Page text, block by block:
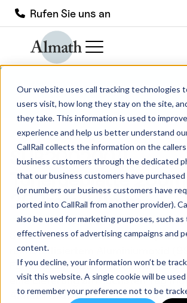
Our website uses call tracking technologies
users visit, how long they stay on the site,
they take. This information is used to
experience and help us better understand
CallRail collects the information on the
business customers through the dedicated
that our business customers have purchased
(or numbers our business customers have
ported into CallRail from another provider).
also be used for marketing purposes, such
effectiveness of advertising campaigns and
content.
If you decline, your information won’t be
visit this website. A single cookie will be
to remember your preference not to be
Rufen Sie uns an
SUB2002004
200mm x 4mm
SUB2002004
Tonerdeplatte
200mm x 4mm
€149.42 exkl. MwSt.
SUB2002004 Aluminiumoxidplatte
rekristallisiertem Aluminiumoxid
Für dieses Produkt ist in den
eine Lieferung am nächsten Tag
Almath Crucibles Ltd.